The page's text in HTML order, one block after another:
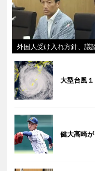
外国人受け入れ方針、議
大型台風
健大高崎